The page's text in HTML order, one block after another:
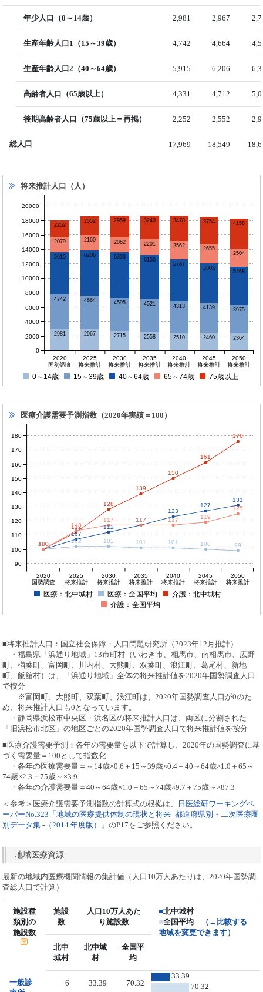
年少人口（0～14歳） 2,981 2,967
生産年齢人口1（15～39歳） 4,742 4,664
生産年齢人口2（40～64歳） 5,915 6,206
高齢者人口（65歳以上） 4,331 4,712
後期高齢者人口（75歳以上＝再掲） 2,252 2,552
総人口 17,969 18,549
将来推計人口（人）
2981 2967 2715 2558 2510 2460 2364
4742 4664 4595 4521 4313 4139 3975
5915 6206 6303 6150
5787
5503
5268
2079 2160 2062 2201 2562
2655
2504
2252
2552 2959 3240 3478 3754 4158
2020
国勢調査
2025
将来推計
2030
将来推計
2035
将来推計
2040
将来推計
2045
将来推計
2050
将来推計
0
2000
4000
6000
8000
10000
12000
14000
16000
18000
20000
0～14歳 15～39歳 40～64歳 65～74歳 75歳以上
医療介護需要予測指数（2020年実績＝100）
100
107
112
117
123
127
131
100 102 102 101 101 100 99
100
112
128
139
150
161
176
100
113
117 117 117 119
125
2020
国勢調査
2025
将来推計
2030
将来推計
2035
将来推計
2040
将来推計
2045
将来推計
2050
将来推計
100
110
120
130
140
150
160
170
180
90
医療：北中城村 医療：全国平均
介護：北中城村
介護：全国平均
■将来推計人口：国立社会保障・人口問題研究所（2023年12月推計）
・福島県「浜通り地域」13市町村（いわき市、相馬市、南相馬市、広野
町、楢葉町、富岡町、川内村、大熊町、双葉町、浪江町、葛尾村、新地
町、飯舘村）は、「浜通り地域」全体の将来推計値を2020年国勢調査人口
で按分
※富岡町、大熊町、双葉町、浪江町は、2020年国勢調査人口が0のた
め、将来推計人口も0となっています。
・静岡県浜松市中央区・浜名区の将来推計人口は、両区に分割された
「旧浜松市北区」の地区ごとの2020年国勢調査人口で将来推計値を按分
■医療介護需要予測：各年の需要量を以下で計算し、2020年の国勢調査に基
づく需要量＝100として指数化
・各年の医療需要量＝～14歳×0.6＋15～39歳×0.4＋40～64歳×1.0＋65～
74歳×2.3＋75歳～×3.9
・各年の介護需要量＝40～64歳×1.0＋65～74歳×9.7＋75歳～×87.3
＜参考＞医療介護需要予測指数の計算式の根拠は、
日医総研ワーキングペ
ーパーNo.323「地域の医療提供体制の現状と将来- 都道府県別・二次医療圏
別データ集 -（2014 年度版）」のP17をご参照ください。
地域医療資源
最新の地域内医療機関情報の集計値（人口10万人あたりは、2020年国勢調
査総人口で計算）
施設種
類別の
施設数
施設
数
人口10万人あた
り施設数
■北中城村
■全国平均
（→比較する
地域を変更できます）
北中
城村
北中城
村
全国平
均
一般診
6 33.39 70.32
33.39
70.32